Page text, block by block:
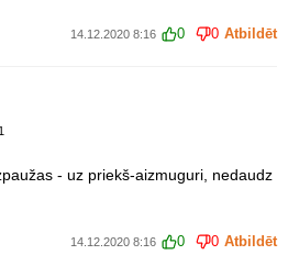
14.12.2020 8:16 0 0 Atbildēt
- uz priekš-aizmuguri, nedaudz
14.12.2020 8:16 0 0 Atbildēt